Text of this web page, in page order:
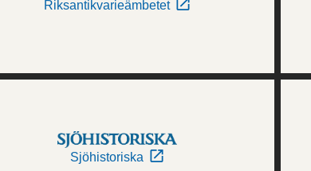
Riksantikvarieämbetet
Sjöhistoriska